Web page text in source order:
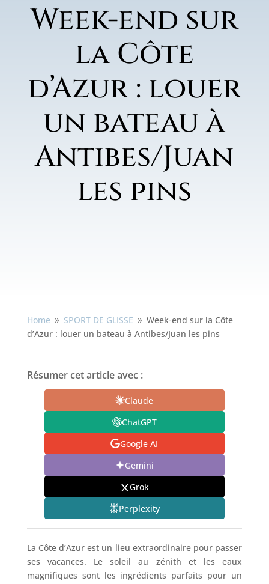
Week-end sur
la Côte
d’Azur : louer
un bateau à
Antibes/Juan
les pins
Home 9 SPORT DE GLISSE 9 Week-end sur la Côte
d’Azur : louer un bateau à Antibes/Juan les pins
Résumer cet article avec :
Claude
ChatGPT
Google AI
Gemini
Grok
Perplexity
La Côte d’Azur est un lieu extraordinaire pour passer
ses vacances. Le soleil au zénith et les eaux
magnifiques sont les ingrédients parfaits pour un